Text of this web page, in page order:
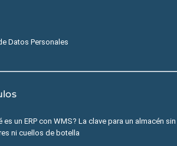
Datos Personales
es un ERP con WMS? La clave para un almacén sin
ni cuellos de botella